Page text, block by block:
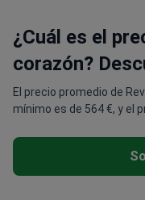
¿Cuál es el
corazón?
El precio promedio de
mínimo es de 564 €, y el